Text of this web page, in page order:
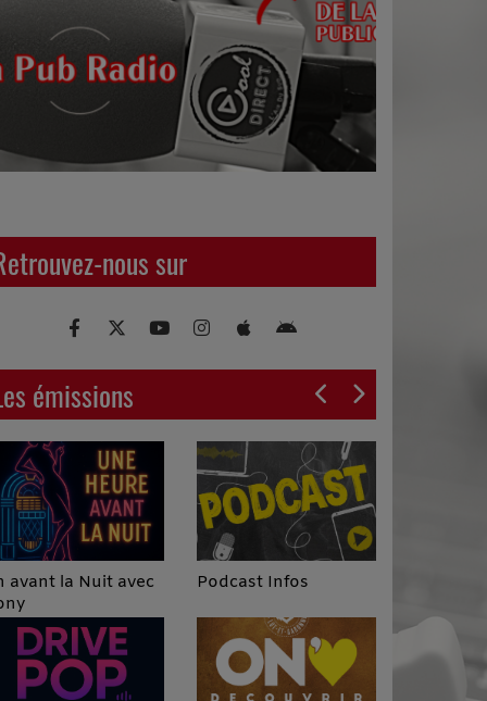
nous sur
émissions
avant la Nuit avec
Podcast Infos